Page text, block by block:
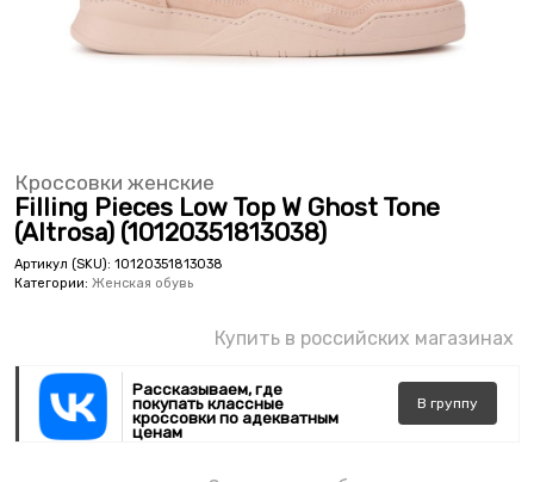
Кроссовки женские
Filling Pieces Low Top W Ghost Tone
(Altrosa) (10120351813038)
Артикул (SKU): 10120351813038
Категории: Женская обувь
Купить в российских магазинах
Рассказываем, где
покупать классные
кроссовки по адекватным
ценам
В группу